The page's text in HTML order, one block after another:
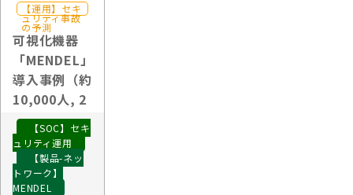
【運用】セキ
ュリティ事故
の予測
ネットワーク
可視化機器
「MENDEL」
導入事例（約
10,000人, 2
か所,国内）
【SOC】セキ
ュリティ運用
【製品-ネッ
トワーク】
MENDEL